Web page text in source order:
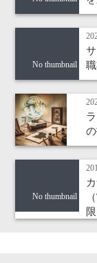
No thumbnail
No thumbnail